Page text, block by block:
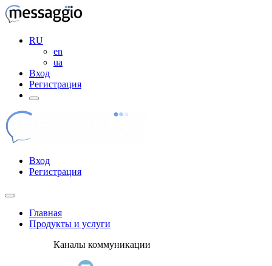
RU
en
ua
Вход
Регистрация
Вход
Регистрация
Главная
Продукты и услуги
Каналы коммуникации